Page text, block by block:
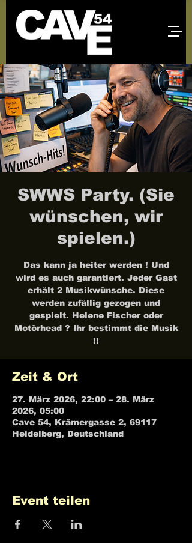
SWWS Party. (Sie
wünschen, wir
spielen.)
Das kann ja heiter werden ! Und
wird es auch garantiert. Jeder Gast
erhält 2 Musikwünsche. Diese
werden zufällig gezogen und
gespielt. Helene Fischer oder
Motörhead ? Ihr bestimmt die Musik
!!
Zeit & Ort
27. März 2026, 22:00 – 28. März
2026, 05:00
Cave 54, Krämergasse 2, 69117
Heidelberg, Deutschland
Event teilen